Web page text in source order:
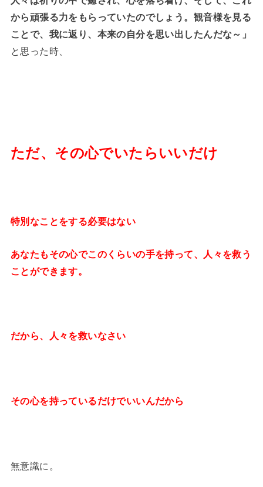
から頑張る力をもらっていたのでしょう。観音様を見る
ことで、我に返り、本来の自分を思い出したんだな～」
と思った時、
ただ、その心でいたらいいだけ
特別なことをする必要はない
あなたもその心でこのくらいの手を持って、人々を救う
ことができます。
だから、人々を救いなさい
その心を持っているだけでいいんだから
無意識に。